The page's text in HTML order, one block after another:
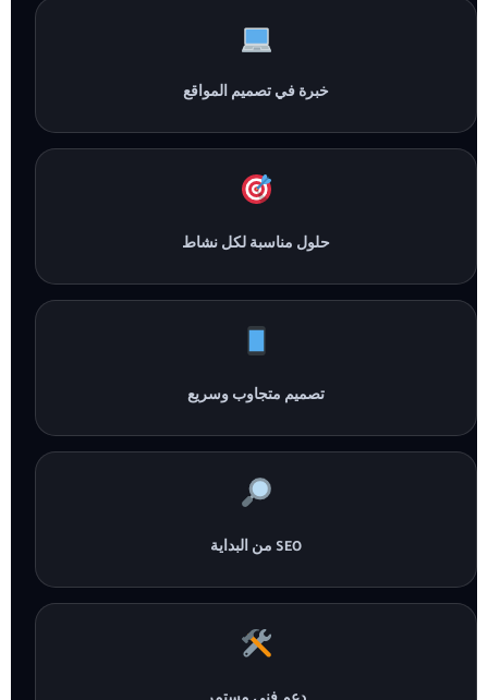
خبرة في تصميم المواقع
حلول مناسبة لكل نشاط
تصميم متجاوب وسريع
SEO من البداية